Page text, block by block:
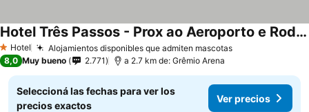
1 Estrellas
Hotel Alojamientos disponibles que admiten mascotas
Hotel Três Passos - Prox ao Aeroporto e Rodoviária
8,0 Muy bueno 2.771 a 2.7 km de: Grêmio Arena
Seleccioná las fechas para ver los
precios exactos
Ver precios